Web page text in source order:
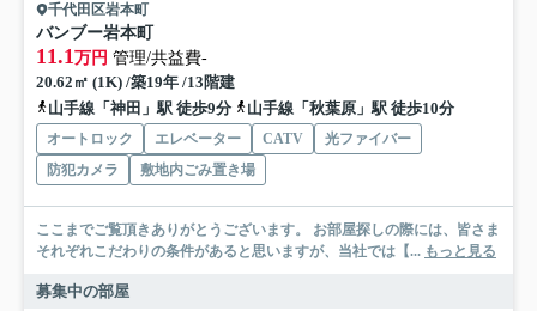
千代田区岩本町
バンブー岩本町
11.1万円 管理/共益費-
20.62㎡ (1K) /築19年 /13階建
山手線「神田」駅 徒歩9分
山手線「秋葉原」駅 徒歩10分
オートロック エレベーター CATV
光ファイバー
防犯カメラ
敷地内ごみ置き場
ここまでご覧頂きありがとうございます。 お部屋探しの際には、皆さま
それぞれこだわりの条件があると思いますが、当社では【... もっと見る
募集中の部屋